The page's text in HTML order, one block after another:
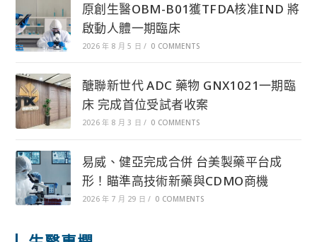
原創生醫OBM-B01獲TFDA核准IND 將
啟動人體一期臨床
2026 年 8 月 5 日 / 0 COMMENTS
醣聯新世代 ADC 藥物 GNX1021一期臨
床 完成首位受試者收案
2026 年 8 月 3 日 / 0 COMMENTS
易威、健亞完成合併 台美製藥平台成
形！瞄準高技術新藥與CDMO商機
2026 年 7 月 29 日 / 0 COMMENTS